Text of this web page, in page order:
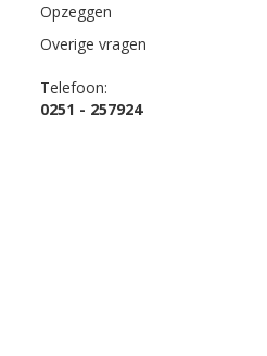
Opzeggen
Overige vragen
Telefoon:
0251 - 257924